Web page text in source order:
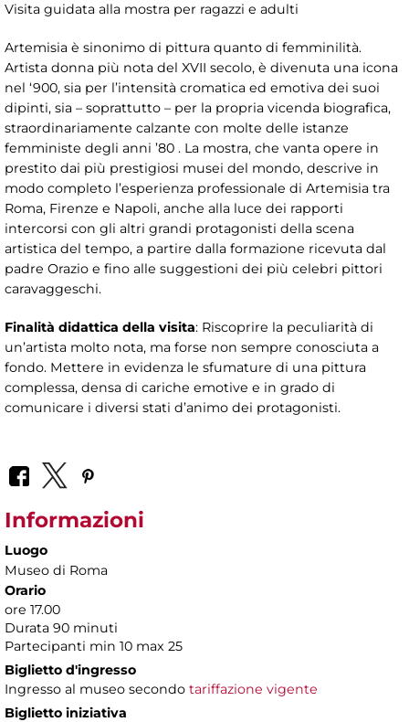
Visita guidata alla mostra per ragazzi e adulti
Artemisia è sinonimo di pittura quanto di femminilità.
Artista donna più nota del XVII secolo, è divenuta una icona
nel ‘900, sia per l’intensità cromatica ed emotiva dei suoi
dipinti, sia – soprattutto – per la propria vicenda biografica,
straordinariamente calzante con molte delle istanze
femministe degli anni ’80 . La mostra, che vanta opere in
prestito dai più prestigiosi musei del mondo, descrive in
modo completo l’esperienza professionale di Artemisia tra
Roma, Firenze e Napoli, anche alla luce dei rapporti
intercorsi con gli altri grandi protagonisti della scena
artistica del tempo, a partire dalla formazione ricevuta dal
padre Orazio e fino alle suggestioni dei più celebri pittori
caravaggeschi.
Finalità didattica della visita: Riscoprire la peculiarità di
un’artista molto nota, ma forse non sempre conosciuta a
fondo. Mettere in evidenza le sfumature di una pittura
complessa, densa di cariche emotive e in grado di
comunicare i diversi stati d’animo dei protagonisti.
Informazioni
Luogo
Museo di Roma
Orario
ore 17.00
Durata 90 minuti
Partecipanti min 10 max 25
Biglietto d'ingresso
Ingresso al museo secondo tariffazione vigente
Biglietto iniziativa